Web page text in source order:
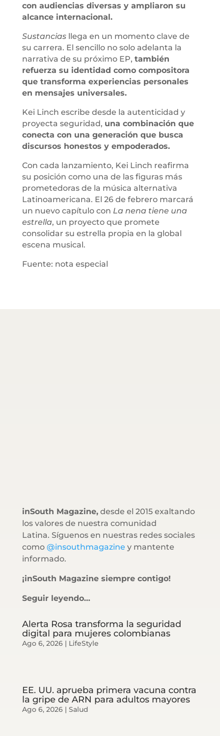
con audiencias diversas y ampliaron su
alcance internacional.
Sustanciasllega en un momento clave de
su carrera. El sencillo no solo adelanta la
narrativa de su próximo EP, también
refuerza su identidad como compositora
que transforma experiencias personales
en mensajes universales.
Kei Linch escribe desde la autenticidad y
proyecta seguridad, una combinación que
conecta con una generación que busca
discursos honestos y empoderados.
Con cada lanzamiento, Kei Linch reafirma
su posición como una de las figuras más
prometedoras de la música alternativa
Latinoamericana. El 26 de febrero marcará
un nuevo capítulo con La nena tiene una
estrella, un proyecto que promete
consolidar su estrella propia en la global
escena musical.
Fuente: nota especial
inSouth Magazine,desde el 2015 exaltando
los valores de nuestra comunidad
Latina. Síguenos en nuestras redes sociales
como @insouthmagazine y mantente
informado.
¡inSouth Magazine siempre contigo!
Seguir leyendo…
Alerta Rosa transforma la seguridad
digital para mujeres colombianas
Ago 6, 2026| LifeStyle
EE. UU. aprueba primera vacuna contra
la gripe de ARN para adultos mayores
Ago 6, 2026| Salud